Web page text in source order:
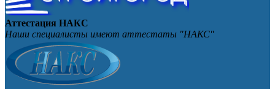
Аттестация НАКС
Наши специалисты имеют аттестаты "НАКС"